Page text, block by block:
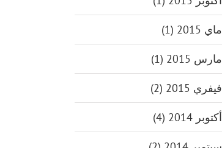
ماي 2015 (1)
مارس 2015 (1)
فيفري 2015 (2)
أكتوبر 2014 (4)